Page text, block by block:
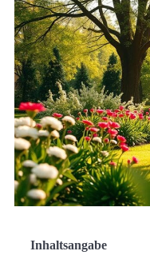
Inhaltsangabe